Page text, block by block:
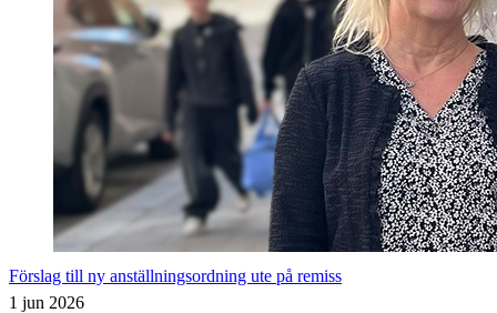
Förslag till ny anställningsordning ute på remiss
1 jun 2026